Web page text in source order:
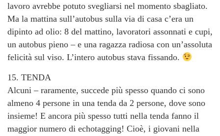
lavoro avrebbe potuto svegliarsi nel momento sbagliato.
Ma la mattina sull’autobus sulla via di casa c’era un
dipinto ad olio: 8 del mattino, lavoratori assonnati e cupi,
un autobus pieno – e una ragazza radiosa con un’assoluta
felicità sul viso. L’intero autobus stava fissando.
15. TENDA
Alcuni – raramente, succede più spesso quando ci sono
almeno 4 persone in una tenda da 2 persone, dove sono
insieme! E ancora più spesso tutti nella tenda fanno il
maggior numero di echotagging! Cioè, i giovani nella